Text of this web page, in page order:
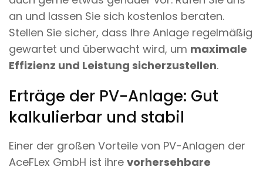
an und lassen Sie sich kostenlos beraten.
Stellen Sie sicher, dass Ihre Anlage regelmäßig
gewartet und überwacht wird, um maximale
Effizienz und Leistung sicherzustellen.
Erträge der PV-Anlage: Gut
kalkulierbar und stabil
Einer der großen Vorteile von PV-Anlagen der
AceFLex GmbH ist ihre vorhersehbare